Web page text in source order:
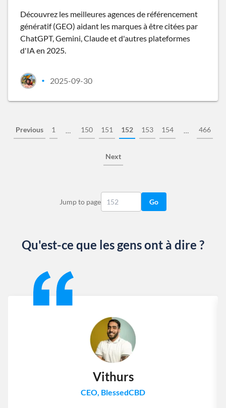
Découvrez les meilleures agences de référencement
génératif (GEO) aidant les marques à être citées par
ChatGPT, Gemini, Claude et d'autres plateformes
d'IA en 2025.
• 2025-09-30
Previous 1 … 150 151 152 153 154 … 466
Next
Jump to page Go
Qu'est-ce que les gens ont à dire ?
Vithurs
CEO, BlessedCBD